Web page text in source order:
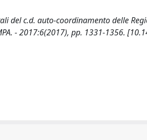
del c.d. auto-coordinamento delle
- 2017:6(2017), pp. 1331-1356.